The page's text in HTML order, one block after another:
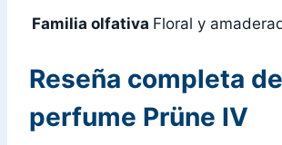
Familia olfativa Floral y
Reseña completa
perfume Prüne IV